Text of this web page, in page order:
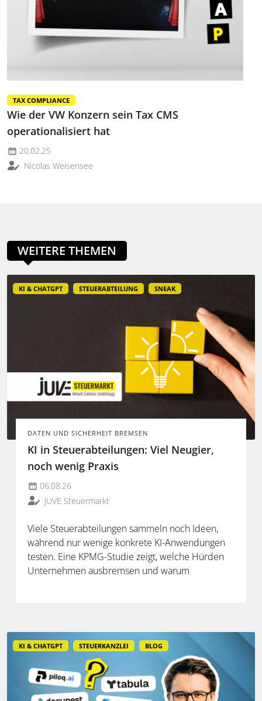
TAX COMPLIANCE
Wie der VW Konzern sein Tax CMS
operationalisiert hat
20.02.25
Nicolas Weisensee
WEITERE THEMEN
KI & CHATGPT STEUERABTEILUNG SNEAK
DATEN UND SICHERHEIT BREMSEN
KI in Steuerabteilungen: Viel Neugier,
noch wenig Praxis
06.08.26
JUVE Steuermarkt
Viele Steuerabteilungen sammeln noch Ideen,
während nur wenige konkrete KI-Anwendungen
testen. Eine KPMG-Studie zeigt, welche Hürden
Unternehmen ausbremsen und warum
KI & CHATGPT STEUERKANZLEI BLOG